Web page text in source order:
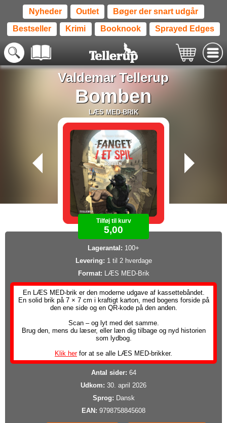
Nyheder Outlet Bøger der snart udgår
Bestseller Krimi Booknook Sprayed Edges
Valdemar Tellerup
Bomben
LÆS MED-BRIK
Tilføj til kurv
5,00
Lagerantal: 100+
Levering: 1 til 2 hverdage
Format: LÆS MED-Brik
En LÆS MED-brik er den moderne udgave af kassettebåndet.
En solid brik på 7 × 7 cm i kraftigt karton, med bogens forside på
den ene side og en QR-kode på den anden.
Scan – og lyt med det samme.
Brug den, mens du læser, eller læn dig tilbage og nyd historien
som lydbog.
Klik herfor at se alle LÆS MED-brikker.
Antal sider: 64
Udkom: 30. april 2026
Sprog: Dansk
EAN: 9798758845608